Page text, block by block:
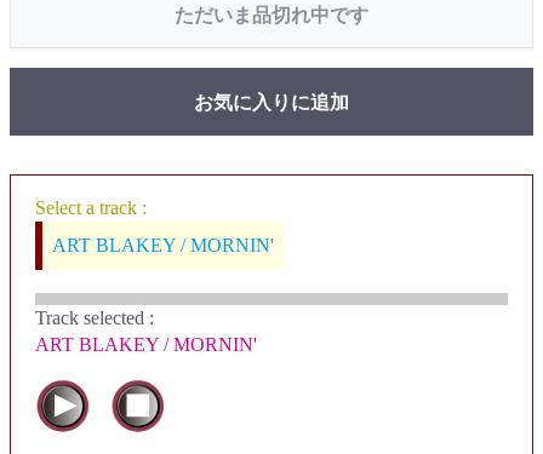
ただいま品切れ中です
お気に入りに追加
Select a track :
ART BLAKEY / MORNIN'
Track selected :
ART BLAKEY / MORNIN'